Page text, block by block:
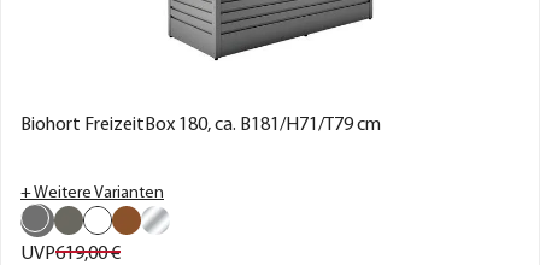
Biohort FreizeitBox 180, ca. B181/H71/T79 cm
+ Weitere Varianten
UVP619,00€